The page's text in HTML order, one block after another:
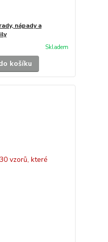
nápady a
Skladem
košíku